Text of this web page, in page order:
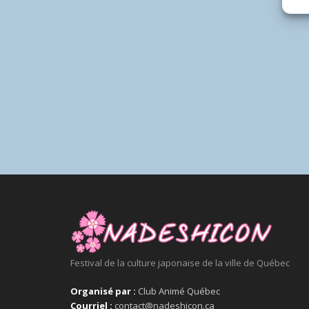
Festival de la culture japonaise de la ville de Québec
Organisé par : Club Animé Québec
Courriel : contact@nadeshicon.ca